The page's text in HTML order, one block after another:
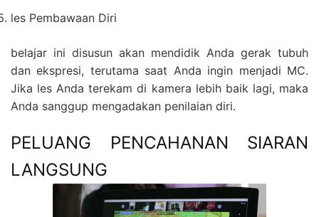
les Pembawaan Diri
belajar ini disusun akan mendidik Anda gerak tubuh
dan ekspresi, terutama saat Anda ingin menjadi MC.
Jika les Anda terekam di kamera lebih baik lagi, maka
Anda sanggup mengadakan penilaian diri.
PELUANG PENCAHANAN SIARAN
LANGSUNG